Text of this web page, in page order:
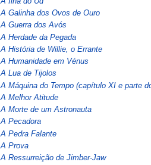
A Galinha dos Ovos de Ouro
A Guerra dos Avós
A Herdade da Pegada
A História de Willie, o Errante
A Humanidade em Vénus
A Lua de Tijolos
A Máquina do Tempo (capítulo XI e parte
A Melhor Atitude
A Morte de um Astronauta
A Pecadora
A Pedra Falante
A Prova
A Ressurreição de Jimber-Jaw